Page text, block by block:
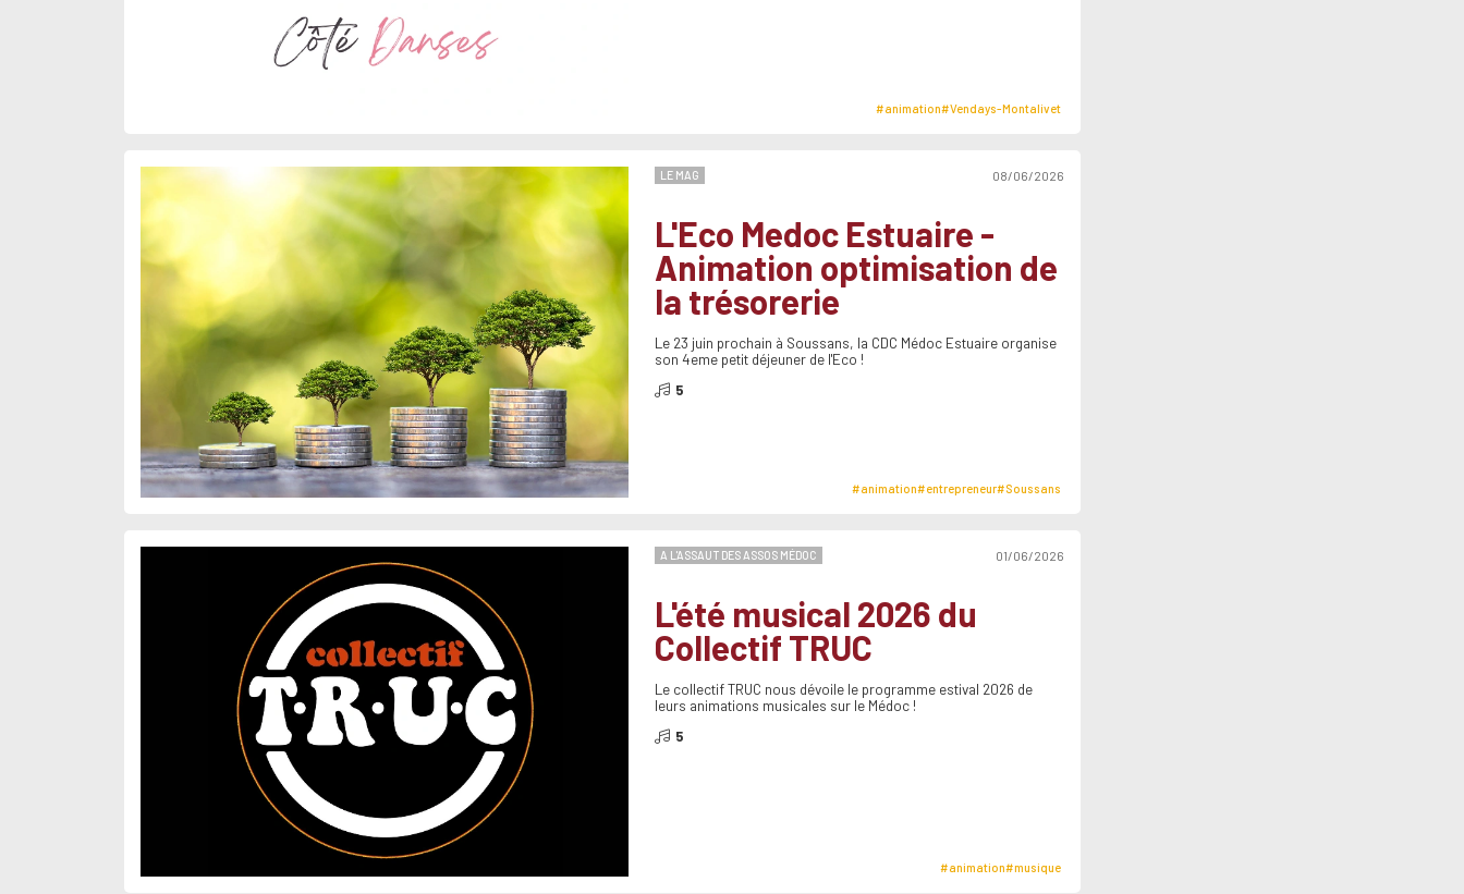
#animation#Vendays-Montalivet
LE MAG 08/06/2026
L'Eco Medoc Estuaire -
Animation optimisation de
la trésorerie
Le 23 juin prochain à Soussans, la CDC Médoc Estuaire organise
son 4eme petit déjeuner de l'Eco !
5
#animation#entrepreneur#Soussans
A L'ASSAUT DES ASSOS MÉDOC 01/06/2026
L'été musical 2026 du
Collectif TRUC
Le collectif TRUC nous dévoile le programme estival 2026 de
leurs animations musicales sur le Médoc !
5
#animation#musique